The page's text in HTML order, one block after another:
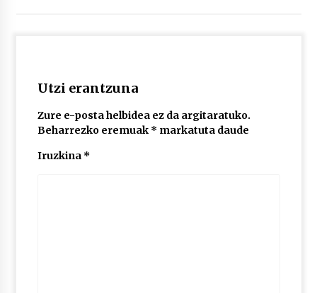
Utzi erantzuna
Zure e-posta helbidea ez da argitaratuko.
Beharrezko eremuak * markatuta daude
Iruzkina *